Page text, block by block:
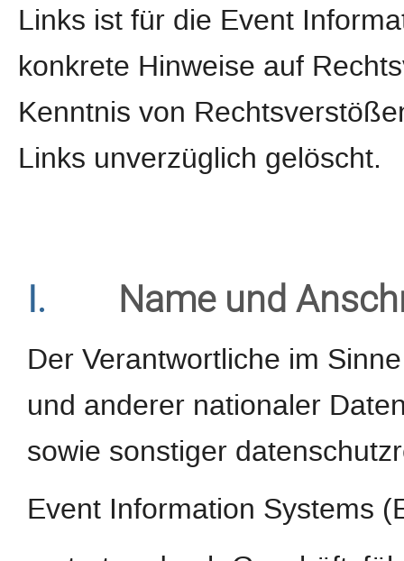
Links ist für die Event
konkrete Hinweise auf
Kenntnis von
Links unverzüglich gelöscht.
I. Name und
Der Verantwortliche im
und anderer nationaler
sowie sonstiger
Event Information Systems